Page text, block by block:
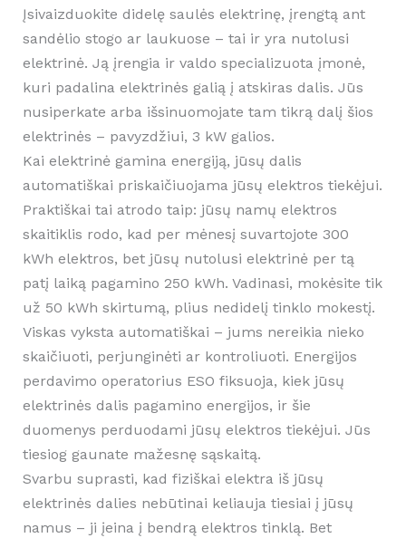
Įsivaizduokite didelę saulės elektrinę, įrengtą ant
sandėlio stogo ar laukuose – tai ir yra nutolusi
elektrinė. Ją įrengia ir valdo specializuota įmonė,
kuri padalina elektrinės galią į atskiras dalis. Jūs
nusiperkate arba išsinuomojate tam tikrą dalį šios
elektrinės – pavyzdžiui, 3 kW galios.
Kai elektrinė gamina energiją, jūsų dalis
automatiškai priskaičiuojama jūsų elektros tiekėjui.
Praktiškai tai atrodo taip: jūsų namų elektros
skaitiklis rodo, kad per mėnesį suvartojote 300
kWh elektros, bet jūsų nutolusi elektrinė per tą
patį laiką pagamino 250 kWh. Vadinasi, mokėsite tik
už 50 kWh skirtumą, plius nedidelį tinklo mokestį.
Viskas vyksta automatiškai – jums nereikia nieko
skaičiuoti, perjunginėti ar kontroliuoti. Energijos
perdavimo operatorius ESO fiksuoja, kiek jūsų
elektrinės dalis pagamino energijos, ir šie
duomenys perduodami jūsų elektros tiekėjui. Jūs
tiesiog gaunate mažesnę sąskaitą.
Svarbu suprasti, kad fiziškai elektra iš jūsų
elektrinės dalies nebūtinai keliauja tiesiai į jūsų
namus – ji įeina į bendrą elektros tinklą. Bet